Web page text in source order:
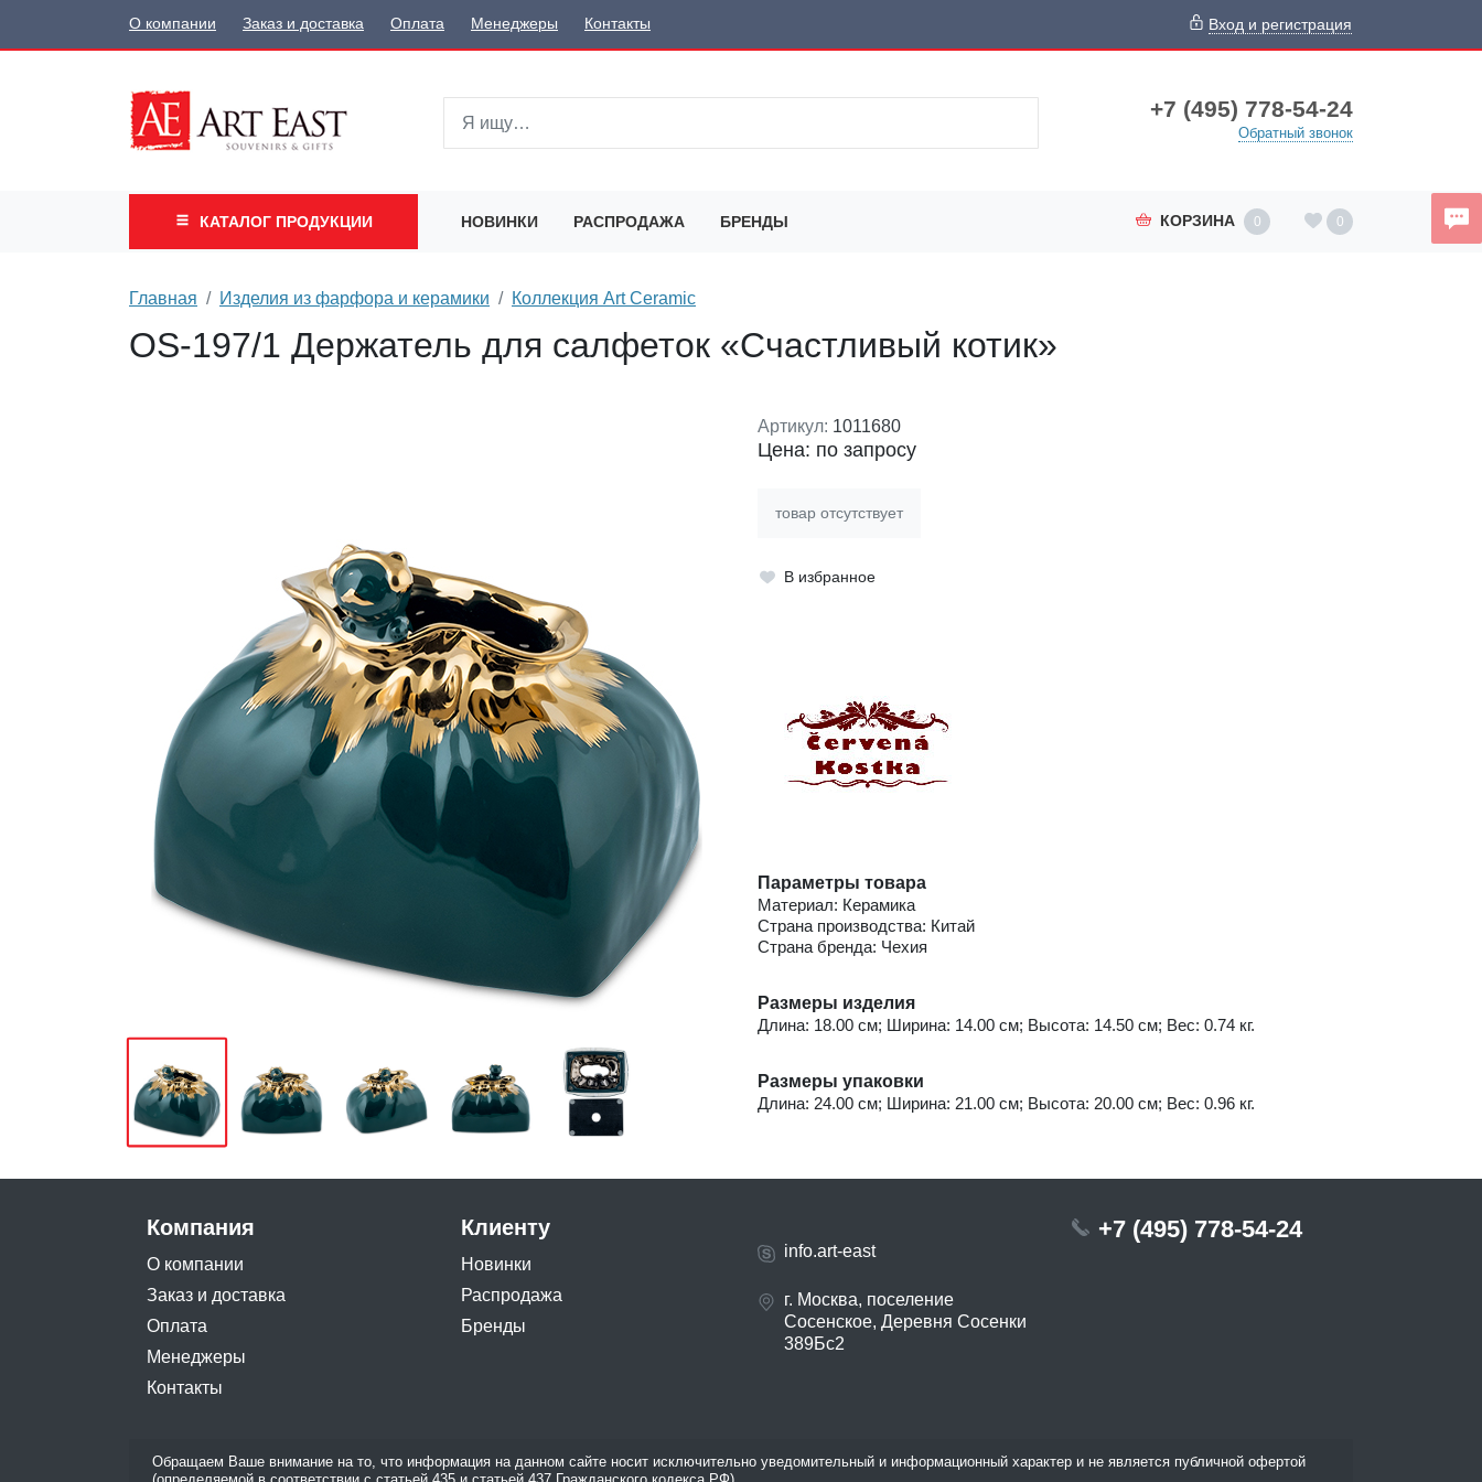
О компании Заказ и доставка Оплата Менеджеры Контакты Вход и регистрация
+7 (495) 778-54-24
Обратный звонок
КАТАЛОГ ПРОДУКЦИИ НОВИНКИ РАСПРОДАЖА БРЕНДЫ КОРЗИНА 0 0
Главная Изделия из фарфора и керамики Коллекция Art Ceramic
OS-197/1 Держатель для салфеток «Счастливый котик»
Артикул: 1011680
Цена: по запросу
товар отсутствует
В избранное
Параметры товара
Материал: Керамика
Страна производства: Китай
Страна бренда: Чехия
Размеры изделия
Длина: 18.00 см; Ширина: 14.00 см; Высота: 14.50 см; Вес: 0.74 кг.
Размеры упаковки
Длина: 24.00 см; Ширина: 21.00 см; Высота: 20.00 см; Вес: 0.96 кг.
Компания
О компании
Заказ и доставка
Оплата
Менеджеры
Контакты
Клиенту
Новинки
Распродажа
Бренды
info.art-east
г. Москва, поселение
Сосенское, Деревня Сосенки
389Бс2
+7 (495) 778-54-24
Обращаем Ваше внимание на то, что информация на данном сайте носит исключительно уведомительный и информационный характер и не является публичной офертой